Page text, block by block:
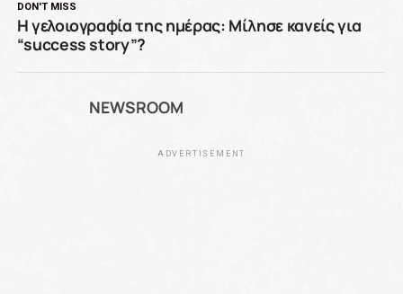
DON'T MISS
Η γελοιογραφία της ημέρας: Μίλησε κανείς για
“success story”?
NEWSROOM
ADVERTISEMENT